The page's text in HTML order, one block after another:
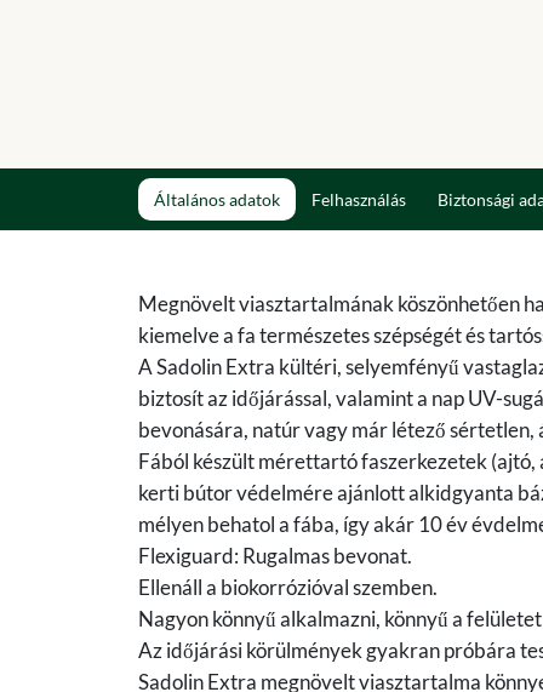
Általános adatok Felhasználás Biztonsági
Megnövelt viasztartalmának köszönhetően
kiemelve a fa természetes szépségét és
A Sadolin Extra kültéri, selyemfényű
biztosít az időjárással, valamint a nap UV-
bevonására, natúr vagy már létező
Fából készült mérettartó faszerkezetek
kerti bútor védelmére ajánlott alkidgyanta
mélyen behatol a fába, így akár 10 év
Flexiguard: Rugalmas bevonat.
Ellenáll a biokorrózióval szemben.
Nagyon könnyű alkalmazni, könnyű a
Az időjárási körülmények gyakran próbára
Sadolin Extra megnövelt viasztartalma